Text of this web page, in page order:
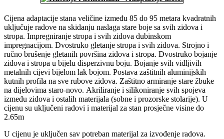
Cijena adaptacije stana veličine između 85 do 95 metara kvadratnih
uključuje radove na skidanju naslaga stare boje sa svih zidova i
stropa. Impregniranje stropa i svih zidova dubinskom
impregnacijom. Dvostruko gletanje stropa i svih zidova. Strojno i
ručno brušenje gletanih površina zidova i stropa. Dvostruko bojanje
zidova i stropa u bijelu disperzivnu boju. Bojanje svih vidljivih
metalnih cijevi bijelom lak bojom. Postava zaštitnih aluminijskih
kutnih profila na sve rubove zidova. Zaštitno armiranje stare žbuke
na dijelovima staro-novo. Akriliranje i silikoniranje svih spojeva
između zidova i ostalih materijala (sobne i prozorske stolarije). U
cijenu su uključeni radovi i materijal za stan prosječne visine do
2.65m
U cijenu je uključen sav potreban materijal za izvođenje radova.